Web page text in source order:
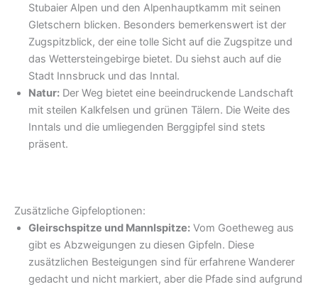
Stubaier Alpen und den Alpenhauptkamm mit seinen
Gletschern blicken. Besonders bemerkenswert ist der
Zugspitzblick, der eine tolle Sicht auf die Zugspitze und
das Wettersteingebirge bietet. Du siehst auch auf die
Stadt Innsbruck und das Inntal.
Natur: Der Weg bietet eine beeindruckende Landschaft
mit steilen Kalkfelsen und grünen Tälern. Die Weite des
Inntals und die umliegenden Berggipfel sind stets
präsent.
Zusätzliche Gipfeloptionen:
Gleirschspitze und Mannlspitze: Vom Goetheweg aus
gibt es Abzweigungen zu diesen Gipfeln. Diese
zusätzlichen Besteigungen sind für erfahrene Wanderer
gedacht und nicht markiert, aber die Pfade sind aufgrund